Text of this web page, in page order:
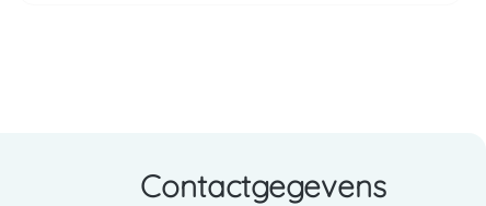
Contactgegevens